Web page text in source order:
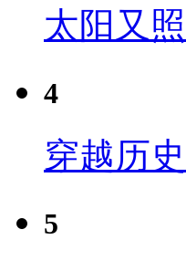
太阳又
4
穿越历
5